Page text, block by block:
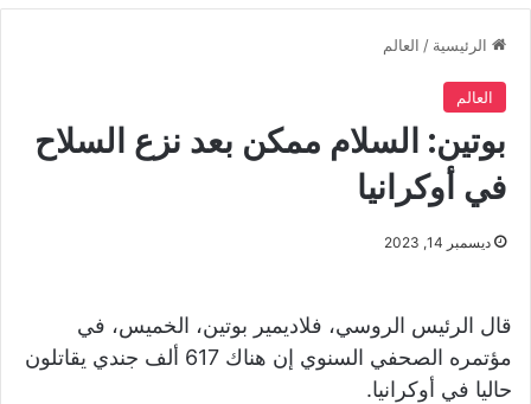
الرئيسية / العالم
العالم
بوتين: السلام ممكن بعد نزع السلاح
في أوكرانيا
ديسمبر 14, 2023
قال الرئيس الروسي، فلاديمير بوتين، الخميس، في
مؤتمره الصحفي السنوي إن هناك 617 ألف جندي يقاتلون
حاليا في أوكرانيا.